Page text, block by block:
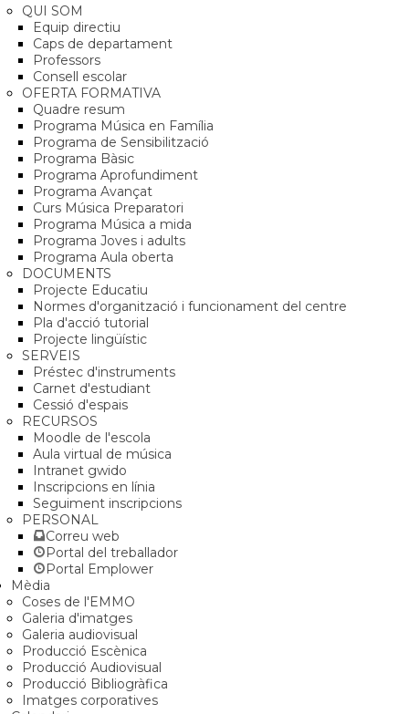
QUI SOM
Equip directiu
Caps de departament
Professors
Consell escolar
OFERTA FORMATIVA
Quadre resum
Programa Música en Família
Programa de Sensibilització
Programa Bàsic
Programa Aprofundiment
Programa Avançat
Curs Música Preparatori
Programa Música a mida
Programa Joves i adults
Programa Aula oberta
DOCUMENTS
Projecte Educatiu
Normes d'organització i funcionament del centre
Pla d'acció tutorial
Projecte lingüístic
SERVEIS
Préstec d'instruments
Carnet d'estudiant
Cessió d'espais
RECURSOS
Moodle de l'escola
Aula virtual de música
Intranet gwido
Inscripcions en línia
Seguiment inscripcions
PERSONAL
Correu web
Portal del treballador
Portal Emplower
Mèdia
Coses de l'EMMO
Galeria d'imatges
Galeria audiovisual
Producció Escènica
Producció Audiovisual
Producció Bibliogràfica
Imatges corporatives